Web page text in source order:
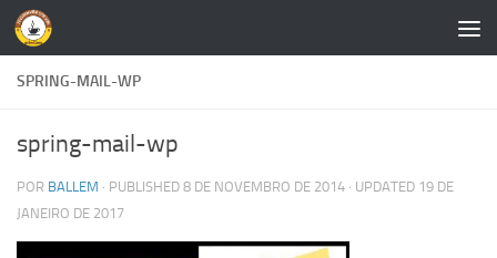
Skip to content
SPRING-MAIL-WP
spring-mail-wp
POR BALLEM · PUBLISHED 8 DE NOVEMBRO DE 2014 · UPDATED 19 DE
JANEIRO DE 2017